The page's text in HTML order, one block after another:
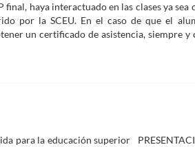
haya interactuado en las clases ya
por la SCEU. En el caso de que el
un certificado de asistencia, siempre
para la educación superior